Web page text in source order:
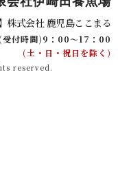
株式会社 鹿児島ここまる
(受付時間)9：00～17：00
(土・日・祝日を除く)
reserved.